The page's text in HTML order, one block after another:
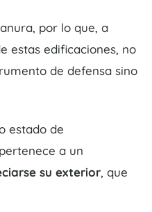
por lo que, a
estas edificaciones, no
de defensa sino
estado de
a un
su exterior, que